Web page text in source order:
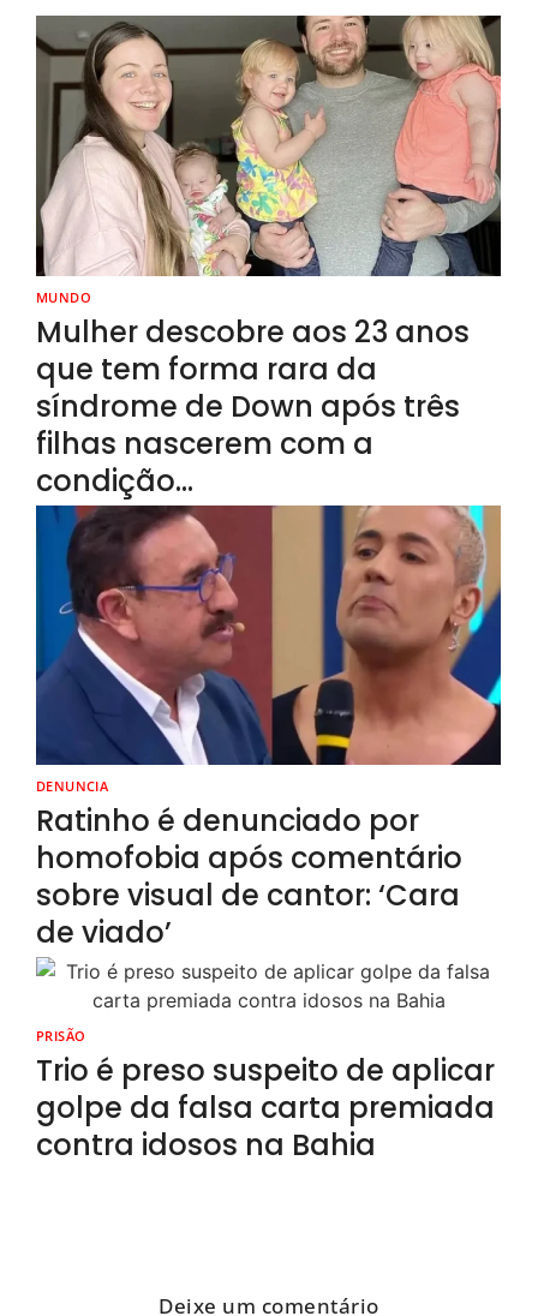
MUNDO
Mulher descobre aos 23 anos
que tem forma rara da
síndrome de Down após três
filhas nascerem com a
condição…
DENUNCIA
Ratinho é denunciado por
homofobia após comentário
sobre visual de cantor: ‘Cara
de viado’
PRISÃO
Trio é preso suspeito de aplicar
golpe da falsa carta premiada
contra idosos na Bahia
Deixe um comentário